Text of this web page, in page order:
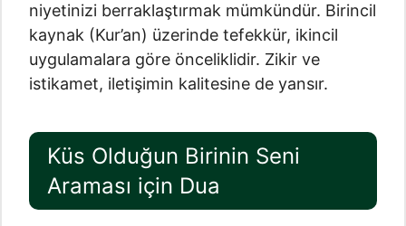
niyetinizi berraklaştırmak mümkündür. Birincil
kaynak (Kur’an) üzerinde tefekkür, ikincil
uygulamalara göre önceliklidir. Zikir ve
istikamet, iletişimin kalitesine de yansır.
Küs Olduğun Birinin Seni
Araması için Dua